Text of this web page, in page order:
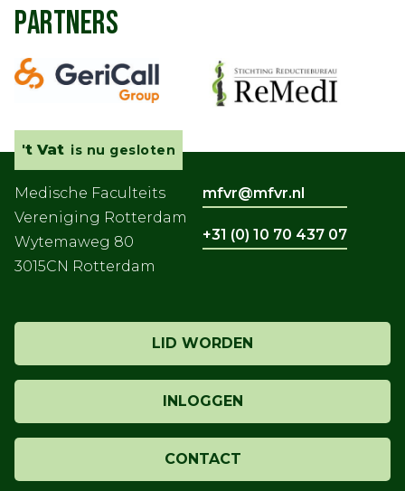
PARTNERS
't Vat is nu gesloten
Medische Faculteits
Vereniging Rotterdam
Wytemaweg 80
3015CN Rotterdam
LID WORDEN
INLOGGEN
CONTACT
mfvr@mfvr.nl
+31 (0) 10 70 437 07